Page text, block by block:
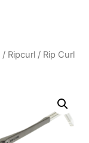
/ Ripcurl / Rip Curl